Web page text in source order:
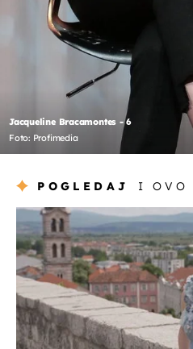
Jacqueline Bracamontes - 6
Foto: Profimedia
POGLEDAJ I OVO